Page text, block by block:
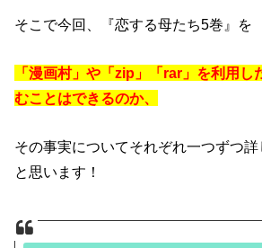
そこで今回、『恋する母たち5巻』を
「漫画村」や「zip」「rar」を利用し
むことはできるのか、
その事実についてそれぞれ一つずつ
と思います！